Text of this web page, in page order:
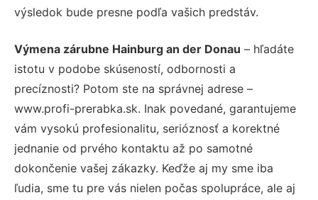
výsledok bude presne podľa vašich predstáv.
Výmena zárubne Hainburg an der Donau – hľadáte
istotu v podobe skúseností, odbornosti a
precíznosti? Potom ste na správnej adrese –
www.profi-prerabka.sk. Inak povedané, garantujeme
vám vysokú profesionalitu, serióznosť a korektné
jednanie od prvého kontaktu až po samotné
dokončenie vašej zákazky. Keďže aj my sme iba
ľudia, sme tu pre vás nielen počas spolupráce, ale aj